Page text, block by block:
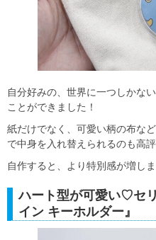
自分好みの、世界に一つしかな
ことができました！
紙だけでなく、可愛い柄の布な
で中身を入れ替えられるのも高
自作すると、より特別感が増し
ハート型が可愛い♡セ
イン キーホルダー』